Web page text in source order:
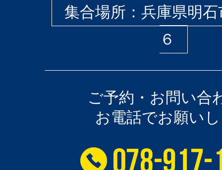
集合場所：兵庫県明
６
ご予約・お問い合
お電話でお願い